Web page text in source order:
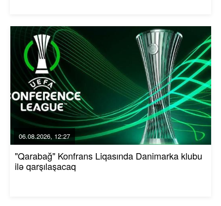
06.08.2026, 12:27
"Qarabağ" Konfrans Liqasında Danimarka klubu
ilə qarşılaşacaq